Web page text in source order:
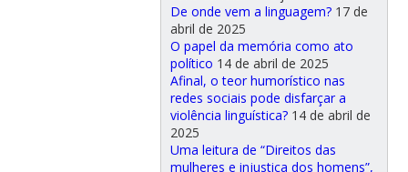
De onde vem a linguagem? 17 de
abril de 2025
O papel da memória como ato
político 14 de abril de 2025
Afinal, o teor humorístico nas
redes sociais pode disfarçar a
violência linguística? 14 de abril de
2025
Uma leitura de “Direitos das
mulheres e injustiça dos homens”,